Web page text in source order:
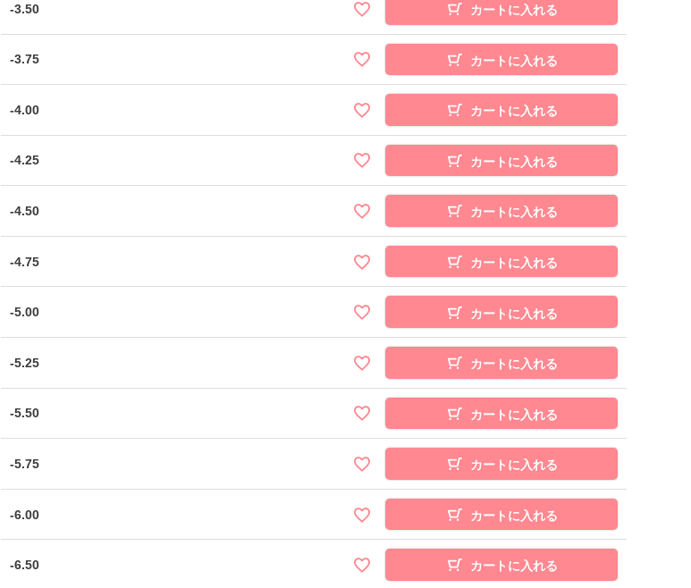
-3.50 カートに入れる
-3.75 カートに入れる
-4.00 カートに入れる
-4.25 カートに入れる
-4.50 カートに入れる
-4.75 カートに入れる
-5.00 カートに入れる
-5.25 カートに入れる
-5.50 カートに入れる
-5.75 カートに入れる
-6.00 カートに入れる
-6.50 カートに入れる